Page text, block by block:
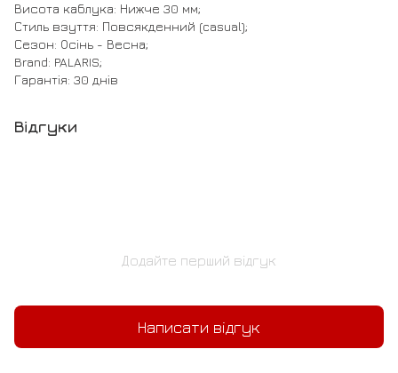
Висота каблука: Нижче 30 мм;
Стиль взуття: Повсякденний (casual);
Сезон: Осінь - Весна;
Brand: PALARIS;
Гарантія: 30 днів
Відгуки
Додайте перший відгук
Написати відгук